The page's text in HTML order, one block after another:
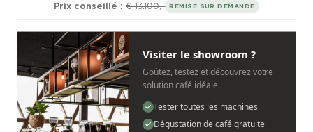
Prix conseillé : € 13.100,- REMISE SUR DEMANDE
Visiter le showroom ?
Goûtez, testez et découvrez votre
solution café idéale.
Tester toutes les machines
Dégustation de café gratuite